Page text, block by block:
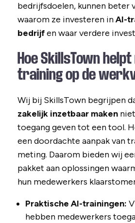
bedrijfsdoelen, kunnen beter
waarom ze investeren inAI-
bedrijfen waar verdere
Hoe SkillsTown
training op de
Wij bij SkillsTown begrijpen
zakelijk inzetbaar maken
toegang geven tot een tool.
een doordachte aanpak van
meting. Daarom bieden wij
pakket aan oplossingen
hun medewerkers
Praktische AI-trainingen:
hebben medewerkers